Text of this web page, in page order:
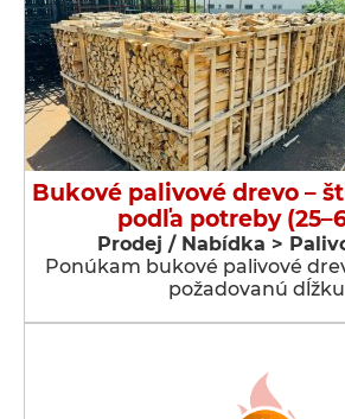
Bukové palivové drevo –
podľa potreby
Prodej / Nabídka >
Ponúkam bukové palivové
požadovanú